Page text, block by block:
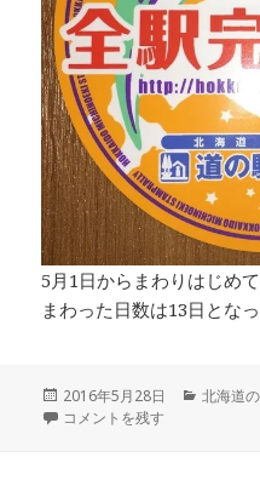
5月1日からまわりはじめ
まわった日数は13日となっ
投
稿
2016年5月28日
カ
北海道
北海道の道の駅スタンプラリ
コメントを残す